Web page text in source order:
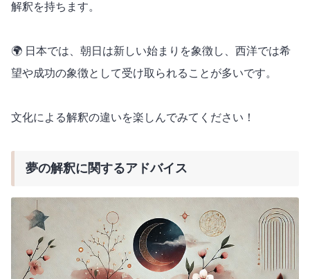
解釈を持ちます。
🌍 日本では、朝日は新しい始まりを象徴し、西洋では希
望や成功の象徴として受け取られることが多いです。
文化による解釈の違いを楽しんでみてください！
夢の解釈に関するアドバイス